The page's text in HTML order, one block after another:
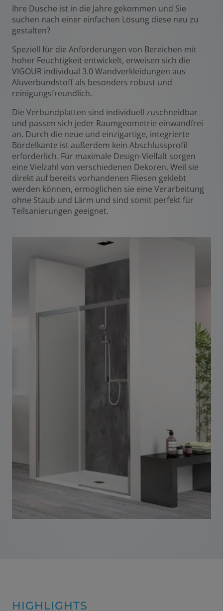
Ihre Dusche ist in die Jahre gekommen und Sie
suchen nach einer einfachen Lösung diese neu zu
gestalten?
Speziell für die Anforderungen von Bereichen mit
hoher Feuchtigkeit entwickelt, erweisen sich die
VIGOUR individual 3.0 Wandverkleidungen aus
Aluverbundstoff als besonders robust und
reinigungsfreundlich.
Die Verbundplatten sind individuell zuschneidbar
und passen sich jeder Raumgeometrie einwandfrei
an. Durch die neue und einzigartige, integrierte
Bördelkante ist außerdem kein Abschlussprofil
erforderlich. Für maximale Design-Vielfalt sorgen
eine Vielzahl von verschiedenen Dekoren. Weil sie
direkt auf bereits vorhandenen Fliesen geklebt
werden können, ermöglichen sie eine Verarbeitung
ohne Staub und Lärm und sind somit perfekt für
Teilsanierungen geeignet.
HIGHLIGHTS